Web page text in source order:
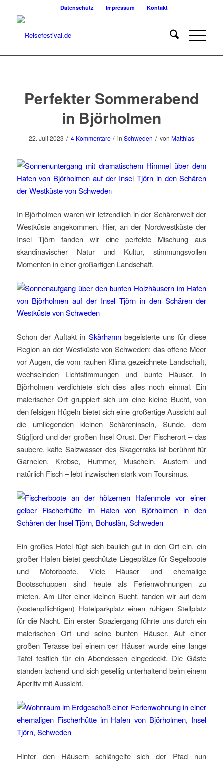
Datenschutz Impressum Kontakt
Perfekter Sommerabend
in Björholmen
22. Juli 2023 / 4 Kommentare / in Schweden / von Matthias
In Björholmen waren wir letzendlich in der Schärenwelt der
Westküste angekommen. Hier, an der Nordwestküste der
Insel Tjörn fanden wir eine perfekte Mischung aus
skandinavischer Natur und Kultur, stimmungsvollen
Momenten in einer großartigen Landschaft.
Schon der Auftakt in Skärhamnbegeisterte uns für diese
Region an der Westküste von Schweden: das offene Meer
vor Augen, die vom rauhen Klima gezeichnete Landschaft,
wechselnden Lichtstimmungen und bunte Häuser. In
Björholmen verdichtete sich dies alles noch einmal. Ein
malerischer Ort gruppiert sich um eine kleine Bucht, von
den felsigen Hügeln bietet sich eine großertige Aussicht auf
die umliegenden kleinen Schäreninseln, Sunde, dem
Stigfjord und der großen Insel Orust. Der Fischerort – das
saubere, kalte Salzwasser des Skagerraks ist berühmt für
Garnelen, Krebse, Hummer, Muscheln, Austern und
natürlich Fisch – lebt inzwischen stark vom Toursimus.
Ein großes Hotel fügt sich baulich gut in den Ort ein, ein
großer Hafen bietet geschützte Liegeplätze für Segelboote
und Motorboote. Viele Häuser und ehemalige
Bootsschuppen sind heute als Ferienwohnungen zu
mieten. Am Ufer einer kleinen Bucht, fanden wir auf dem
(kostenpflichtigen) Hotelparkplatz einen ruhigen Stellplatz
für die Nacht. Ein erster Spaziergang führte uns durch ein
malerischen Ort und seine bunten Häuser. Auf einer
großen Terasse bei einem der Häuser wurde eine lange
Tafel festlich für ein Abendessen eingedeckt. Die Gäste
standen lachend und sich gesellig unterhaltend beim einem
Aperitiv mit Aussicht.
Hinter den Häusern schlängelte sich der Pfad nun